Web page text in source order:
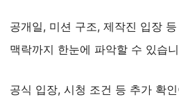
공개일, 미션 구조, 제작진 입장
맥락까지 한눈에 파악할 수 있습
공식 입장, 시청 조건 등 추가 확